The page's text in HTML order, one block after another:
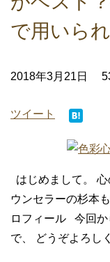
で用いら
2018年3月21日
ツイート
はじめまして。
ウンセラーの杉本
ロフィール 今回か
で、 どうぞよろし